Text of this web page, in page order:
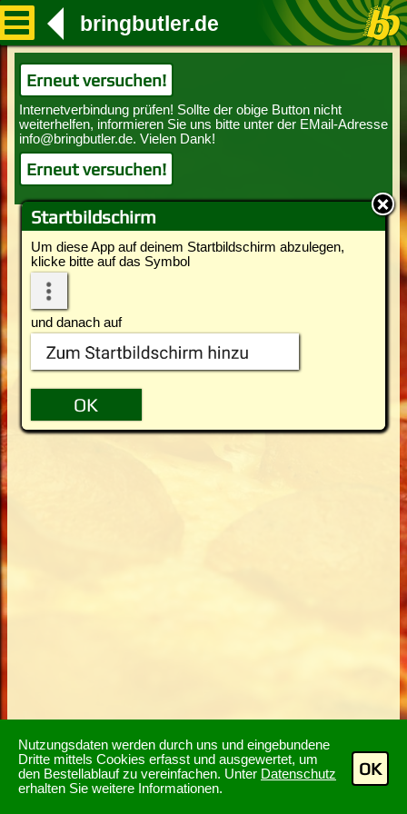
Nutzungsdaten werden durch uns und eingebundene
Dritte mittels Cookies erfasst und ausgewertet, um
den Bestellablauf zu vereinfachen. Unter Datenschutz
erhalten Sie weitere Informationen.
OK
Startbildschirm
Um diese App auf deinem Startbildschirm abzulegen,
klicke bitte auf das Symbol
und danach auf
bringbutler.de
Erneut versuchen!
Erneut versuchen!